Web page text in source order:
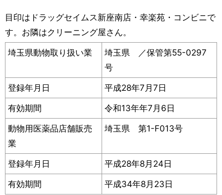
目印はドラッグセイムス新座南店・幸楽苑・コンビニで
す。お隣はクリーニング屋さん。
埼玉県動物取り扱い業
埼玉県 ／保管第55-0297
号
登録年月日 平成28年7月7日
有効期間 令和13年年7月6日
動物用医薬品店舗販売
業
埼玉県 第1-F013号
登録年月日 平成28年8月24日
有効期間 平成34年8月23日